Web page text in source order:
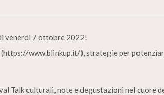
venerdì 7 ottobre 2022!
www.blinkup.it/), strategie per
Talk culturali, note e degustazioni nel cuore